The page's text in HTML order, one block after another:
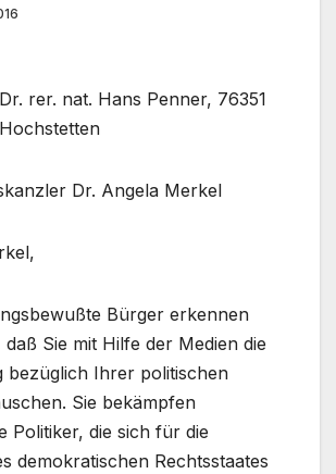
rer. nat. Hans Penner, 76351
Dr. Angela Merkel
Bürger erkennen
Sie mit Hilfe der Medien die
bezüglich Ihrer politischen
Sie bekämpfen
Politiker, die sich für die
demokratischen Rechtsstaates